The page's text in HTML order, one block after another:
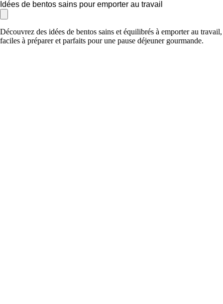
Idées de bentos sains pour emporter au travail
Découvrez des idées de bentos sains et équilibrés à emporter au travail,
faciles à préparer et parfaits pour une pause déjeuner gourmande.